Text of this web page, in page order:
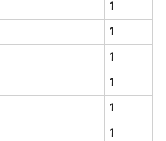
1
1
1
1
1
1